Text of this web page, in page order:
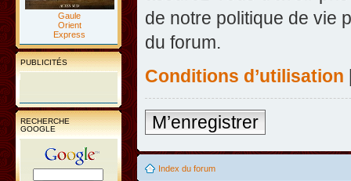
Gaule
Orient
Express
PUBLICITÉS
RECHERCHE
GOOGLE
de notre politique de vie
du forum.
Conditions d’utilisation
M’enregistrer
Index du forum